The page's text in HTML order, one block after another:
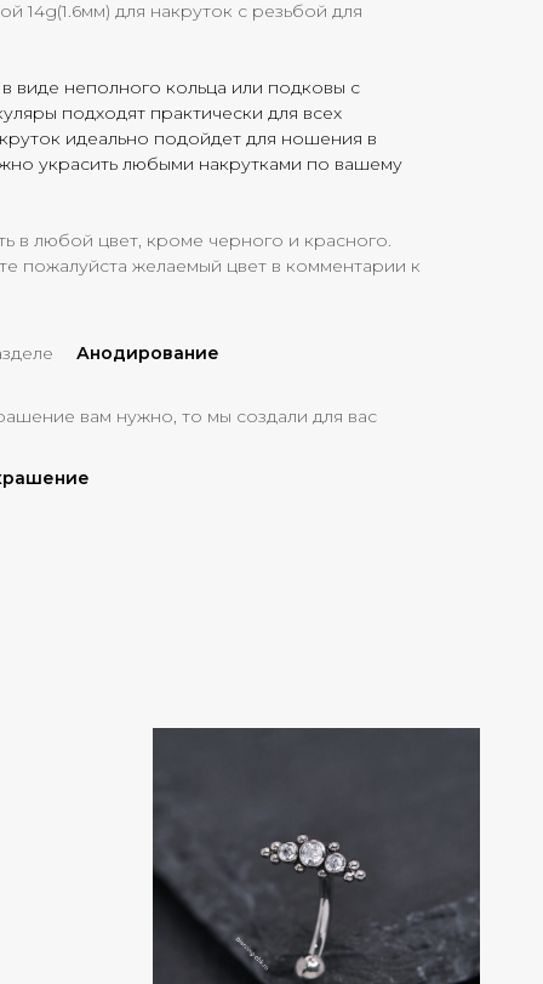
14g(1.6мм) для накруток с резьбой для
виде неполного кольца или подковы с
подходят практически для всех
идеально подойдет для ношения в
украсить любыми накрутками по вашему
в любой цвет, кроме черного и красного.
пожалуйста желаемый цвет в комментарии к
Анодирование
вам нужно, то мы создали для вас